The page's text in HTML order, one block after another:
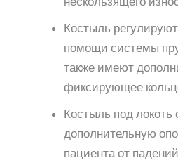
Костыль
помощи системы
также имеют
фиксирующее
Костыль под локоть
дополнительную
пациента от